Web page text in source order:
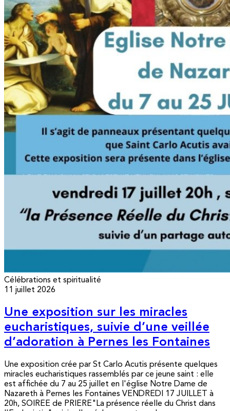
Célébrations et spiritualité
11 juillet 2026
Une exposition sur les miracles
eucharistiques, suivie d’une veillée
d’adoration à Pernes les Fontaines
Une exposition crée par St Carlo Acutis présente quelques
miracles eucharistiques rassemblés par ce jeune saint : elle
est affichée du 7 au 25 juillet en l'église Notre Dame de
Nazareth à Pernes les Fontaines VENDREDI 17 JUILLET à
20h, SOIREE de PRIERE"La présence réelle du Christ dans